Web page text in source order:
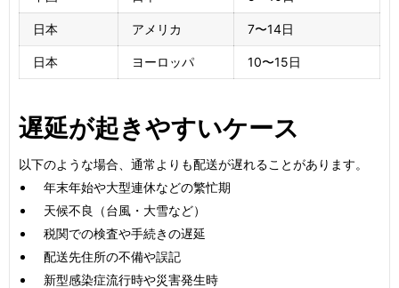
日本 アメリカ 7〜14日
日本 ヨーロッパ 10〜15日
遅延が起きやすいケース
以下のような場合、通常よりも配送が遅れることがあります。
年末年始や大型連休などの繁忙期
天候不良（台風・大雪など）
税関での検査や手続きの遅延
配送先住所の不備や誤記
新型感染症流行時や災害発生時